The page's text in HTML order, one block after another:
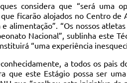
considera que “será uma
ficarão alojados no Centro
alimentação”. “Os nossos
Nacional”, sublinha este
“uma experiência
a todos os pais
que este Estágio possa ser